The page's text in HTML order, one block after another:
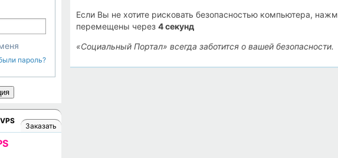
Если Вы не хотите рисковать безопасностью компьютера,
перемещены через 4секунд
«Социальный Портал» всегда заботится о вашей безопасности.
пароль?
Заказать